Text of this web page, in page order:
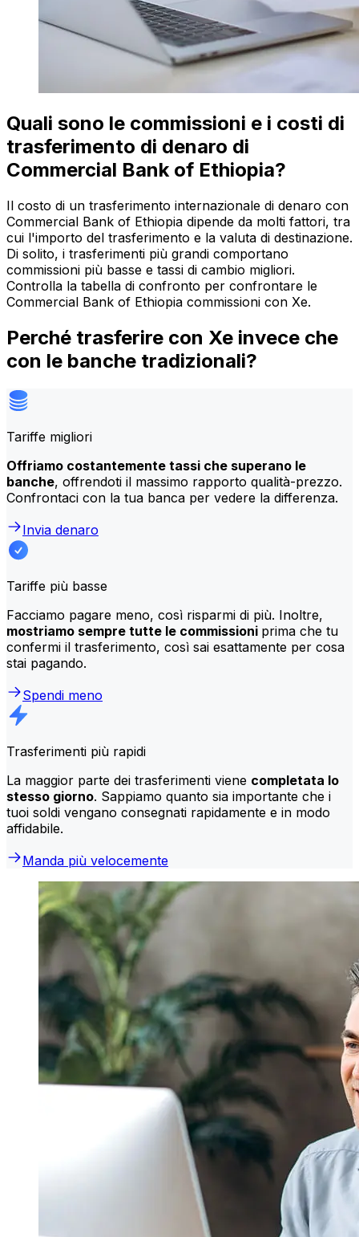
Quali sono le commissioni e i costi di
trasferimento di denaro di
Commercial Bank of Ethiopia?
Il costo di un trasferimento internazionale di denaro con
Commercial Bank of Ethiopia dipende da molti fattori, tra
cui l'importo del trasferimento e la valuta di destinazione.
Di solito, i trasferimenti più grandi comportano
commissioni più basse e tassi di cambio migliori.
Controlla la tabella di confronto per confrontare le
Commercial Bank of Ethiopia commissioni con Xe.
Perché trasferire con Xe invece che
con le banche tradizionali?
Tariffe migliori
Offriamo costantemente tassi che superano le
banche, offrendoti il massimo rapporto qualità-prezzo.
Confrontaci con la tua banca per vedere la differenza.
Invia denaro
Tariffe più basse
Facciamo pagare meno, così risparmi di più. Inoltre,
mostriamo sempre tutte le commissioni prima che tu
confermi il trasferimento, così sai esattamente per cosa
stai pagando.
Spendi meno
Trasferimenti più rapidi
La maggior parte dei trasferimenti viene completata lo
stesso giorno. Sappiamo quanto sia importante che i
tuoi soldi vengano consegnati rapidamente e in modo
affidabile.
Manda più velocemente